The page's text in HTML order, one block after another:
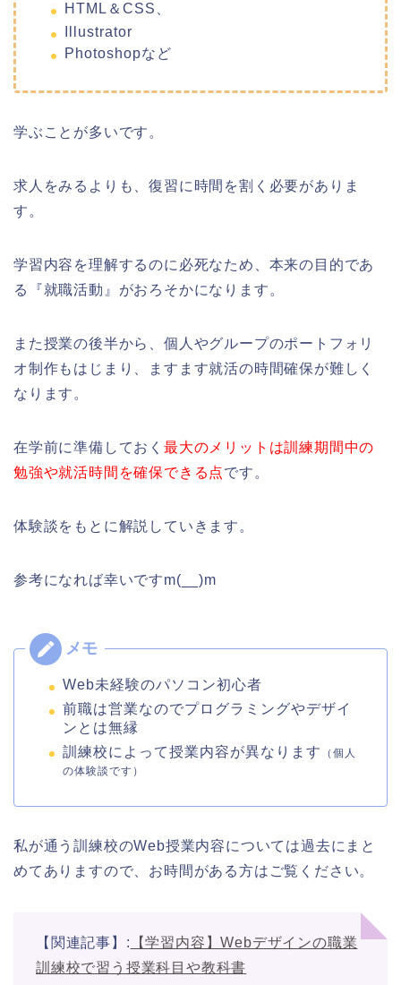
HTML＆CSS、
Illustrator
Photoshopなど
学ぶことが多いです。
求人をみるよりも、復習に時間を割く必要がありま
す。
学習内容を理解するのに必死なため、本来の目的であ
る『就職活動』がおろそかになります。
また授業の後半から、個人やグループのポートフォリ
オ制作もはじまり、ますます就活の時間確保が難しく
なります。
在学前に準備しておく 最大のメリットは訓練期間中の
勉強や就活時間を確保できる点です。
体験談をもとに解説していきます。
参考になれば幸いですm(__)m
Web未経験のパソコン初心者
前職は営業なのでプログラミングやデザイ
ンとは無縁
訓練校によって授業内容が異なります
（個人
の体験談です）
私が通う訓練校のWeb授業内容については過去にまと
めてありますので、お時間がある方はご覧ください。
【関連記事】: 【学習内容】Webデザインの職業
訓練校で習う授業科目や教科書